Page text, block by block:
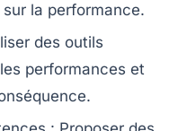
la performance.
des outils
performances et